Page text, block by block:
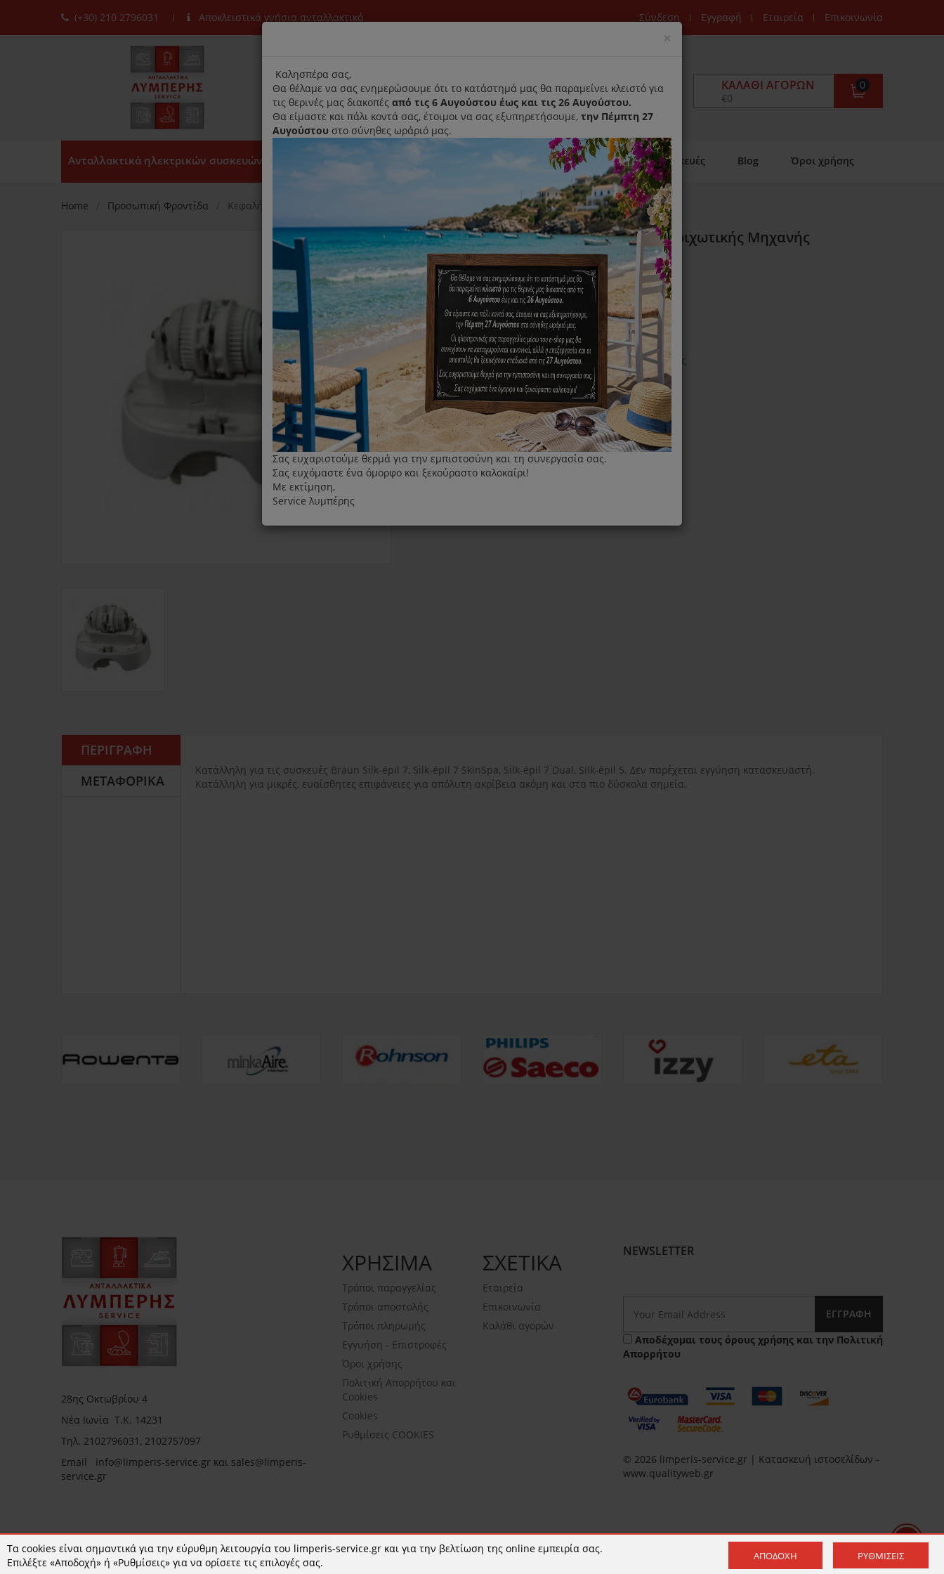
(+30) 210 2796031 Αποκλειστικά γνήσια ανταλλακτικά Σύνδεση Εγγραφή Εταιρεία Επικοινωνία
ΚΑΛΆΘΙ ΑΓΟΡΏΝ
0
€0
Ανταλλακτικά ηλεκτρικών συσκευών Αρχική Παραλαβή- Παράδοση Κατ'οικον Επισκευές Blog Όροι χρήσης
Home Προσωπική Φροντίδα Κεφαλή Ακριβείας Braun Silk-Épil Αποτριχωτικής Μηχανής
Κεφαλή Ακριβείας Braun Silk-Épil Αποτριχωτικής Μηχανής
Κωδικός : BR67030790
Διαθεσιμότητα :
Παράδοση Σε 1-3 Ημέρες (Διαθέσιμο)
Κεφαλή ακριβείας Braun Silk-épil αποτριχωτικής μηχανής
25.00€
Τεμάχια -
+ ΑΓΟΡΆ
ΠΕΡΙΓΡΑΦΉ
ΜΕΤΑΦΟΡΙΚΆ
Κατάλληλη για τις συσκευές Braun Silk-épil 7, Silk-épil 7 SkinSpa, Silk-épil 7 Dual, Silk-épil 5. Δεν παρέχεται εγγύηση κατασκευαστή.
Κατάλληλη για μικρές, ευαίσθητες επιφάνειες για απόλυτη ακρίβεια ακόμη και στα πιο δύσκολα σημεία.
28ης Οκτωβρίου 4
Νέα Ιωνία Τ.Κ. 14231
Τηλ. 2102796031, 2102757097
Email info@limperis-service.gr και sales@limperis-
service.gr
Ωράριο καταστήματος:
ΧΡΗΣΙΜΑ
Τρόποι παραγγελίας
Τρόποι αποστολής
Τρόποι πληρωμής
Εγγυήση - Επιστροφές
Όροι χρήσης
Πολιτική Απορρήτου και
Cookies
Cookies
Ρυθμίσεις COOKIES
ΣΧΕΤΙΚΑ
Εταιρεία
Επικοινωνία
Καλάθι αγορών
NEWSLETTER
ΕΓΓΡΑΦΉ
Αποδέχομαι τους όρους χρήσης και την Πολιτική
Απορρήτου
© 2026 limperis-service.gr | Κατασκευή ιστοσελίδων -
www.qualityweb.gr
× Close
title
Καλησπέρα σας,
Θα θέλαμε να σας ενημερώσουμε ότι το κατάστημά μας θα παραμείνει κλειστό για
τις θερινές μας διακοπές από τις 6 Αυγούστου έως και τις 26 Αυγούστου.
Θα είμαστε και πάλι κοντά σας, έτοιμοι να σας εξυπηρετήσουμε, την Πέμπτη 27
Αυγούστου στο σύνηθες ωράριό μας.
Σας ευχαριστούμε θερμά για την εμπιστοσύνη και τη συνεργασία σας.
Σας ευχόμαστε ένα όμορφο και ξεκούραστο καλοκαίρι!
Με εκτίμηση,
Service λυμπέρης
Τα cookies είναι σημαντικά για την εύρυθμη λειτουργία του limperis-service.gr και για την βελτίωση της online εμπειρία σας.
Επιλέξτε «Αποδοχή» ή «Ρυθμίσεις» για να ορίσετε τις επιλογές σας.
ΑΠΟΔΟΧΉ ΡΥΘΜΊΣΕΙΣ